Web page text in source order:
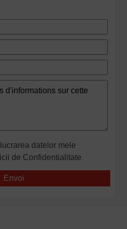
datelor mele
de Confidentialitate